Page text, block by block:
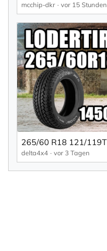
mcchip-dkr vor 15 Stunden
delta4x4 vor 3 Tagen